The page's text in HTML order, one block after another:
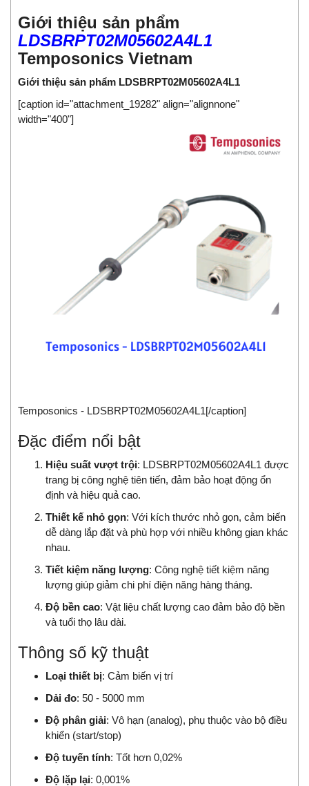
Giới thiệu sản phẩm
LDSBRPT02M05602A4L1
Temposonics Vietnam
Giới thiệu sản phẩm LDSBRPT02M05602A4L1
[caption id="attachment_19282" align="alignnone"
width="400"]
Temposonics - LDSBRPT02M05602A4L1[/caption]
Đặc điểm nổi bật
Hiệu suất vượt trội: LDSBRPT02M05602A4L1 được
trang bị công nghệ tiên tiến, đảm bảo hoạt động ổn
định và hiệu quả cao.
Thiết kế nhỏ gọn: Với kích thước nhỏ gọn, cảm biến
dễ dàng lắp đặt và phù hợp với nhiều không gian khác
nhau.
Tiết kiệm năng lượng: Công nghệ tiết kiệm năng
lượng giúp giảm chi phí điện năng hàng tháng.
Độ bền cao: Vật liệu chất lượng cao đảm bảo độ bền
và tuổi thọ lâu dài.
Thông số kỹ thuật
Loại thiết bị: Cảm biến vị trí
Dải đo: 50 - 5000 mm
Độ phân giải: Vô hạn (analog), phụ thuộc vào bộ điều
khiển (start/stop)
Độ tuyến tính: Tốt hơn 0,02%
Độ lặp lại: 0,001%